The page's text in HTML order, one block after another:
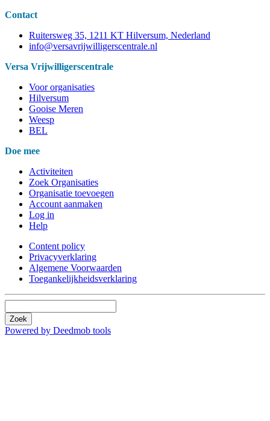
Contact
Ruitersweg 35, 1211 KT Hilversum, Nederland
info@versavrijwilligerscentrale.nl
Versa Vrijwilligerscentrale
Voor organisaties
Hilversum
Gooise Meren
Weesp
BEL
Doe mee
Activiteiten
Zoek Organisaties
Organisatie toevoegen
Account aanmaken
Log in
Help
Content policy
Privacyverklaring
Algemene Voorwaarden
Toegankelijkheidsverklaring
Zoek
Powered by Deedmob tools